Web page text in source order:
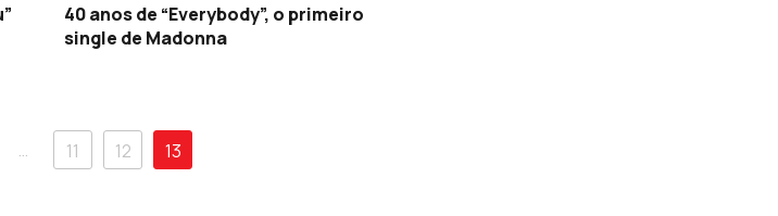
40 anos de “Everybody”, o primeiro
single de Madonna
… 11 12 13